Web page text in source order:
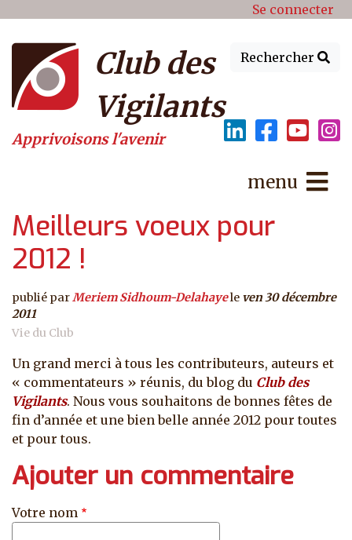
Menu du compte de Se connecter
Rechercher
Club des
Vigilants
Apprivoisons l'avenir
menu
Meilleurs voeux pour
2012 !
publié parMeriem Sidhoum-Delahayele ven 30 décembre
2011
Vie du Club
Un grand merci à tous les contributeurs, auteurs et
« commentateurs » réunis, du blog du Club des
Vigilants. Nous vous souhaitons de bonnes fêtes de
fin d’année et une bien belle année 2012 pour toutes
et pour tous.
Ajouter un commentaire
Votre nom